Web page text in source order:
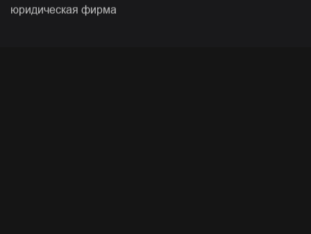
юридическая фирма